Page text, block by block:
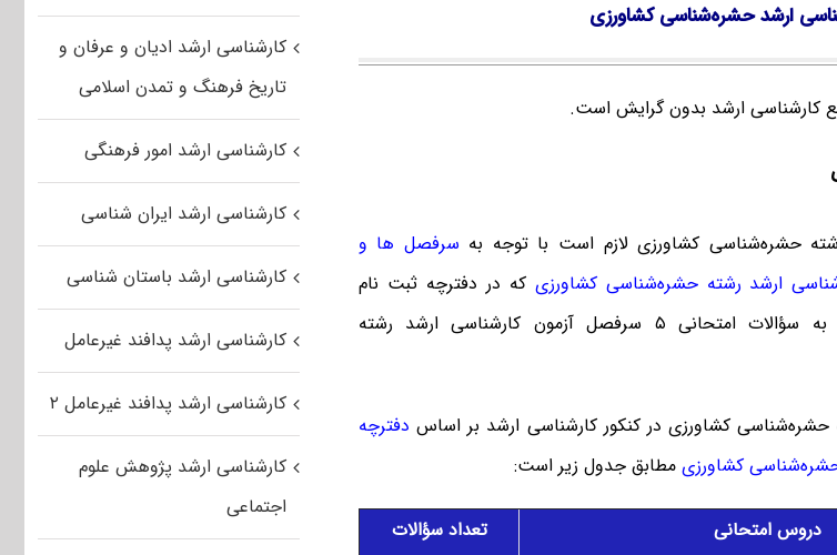
ارشد حشره‌شناسی کشاورزی
کارشناسی ارشد بدون گرایش است.
حشره‌شناسی کشاورزی لازم است با توجه به سرفصل ها و
ارشد رشته حشره‌شناسی کشاورزی که در دفترچه ثبت نام
کارشناسی ارشد ۱۴۰۵ درج شده، به سؤالات امتحانی ۵ سرفصل آزمون کارشناسی ارشد رشته
کشاورزی در کنکور کارشناسی ارشد بر اساس دفترچه
مطابق جدول زیر است:
دروس امتحانی تعداد سؤالات
کارشناسی ارشد ادیان و عرفان و
تاریخ فرهنگ و تمدن اسلامی
کارشناسی ارشد امور فرهنگی
کارشناسی ارشد ایران شناسی
کارشناسی ارشد باستان شناسی
کارشناسی ارشد پدافند غیرعامل
کارشناسی ارشد پدافند غیرعامل ۲
کارشناسی ارشد پژوهش علوم
اجتماعی